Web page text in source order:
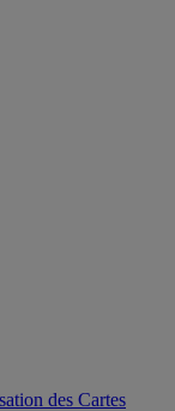
des Cartes